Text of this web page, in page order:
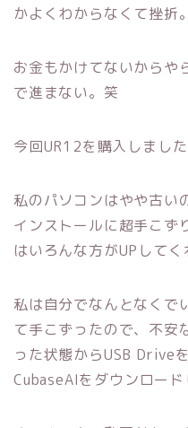
かよくわからなくて挫折
お金もかけてないからや
で進まない。笑
今回UR12を購入しまし
私のパソコンはやや古い
インストールに超手こず
はいろんな方がUPしてく
私は自分でなんとなくで
て手こずったので、不安
った状態からUSB Drive
CubaseAIをダウンロード